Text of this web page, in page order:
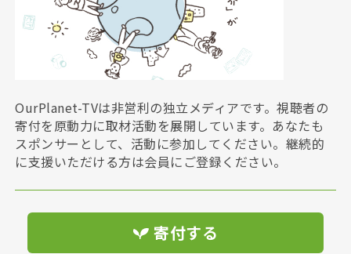
OurPlanet-TVは非営利の独立メディアです。視聴者の
寄付を原動力に取材活動を展開しています。あなたも
スポンサーとして、活動に参加してください。継続的
に支援いただける方は会員にご登録ください。
寄付する